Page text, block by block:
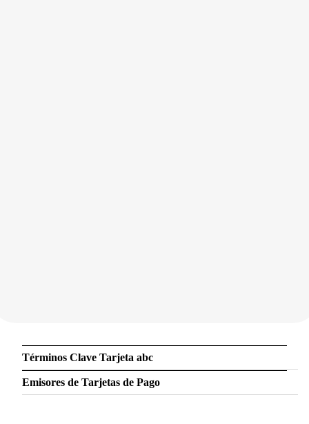
Términos Clave Tarjeta abc
Emisores de Tarjetas de Pago